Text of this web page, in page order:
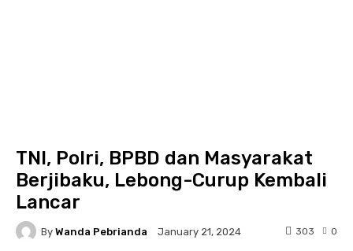
TNI, Polri, BPBD dan Masyarakat
Berjibaku, Lebong-Curup Kembali
Lancar
By Wanda Pebrianda January 21, 2024 0
303